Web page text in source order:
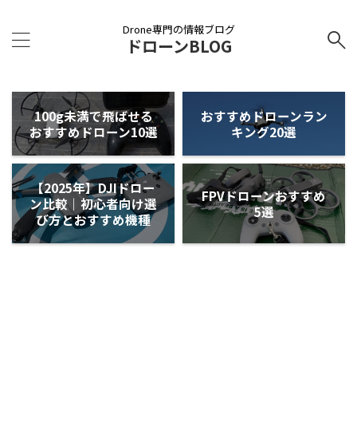
Drone専門の情報ブログ
ドローンBLOG
100g未満で飛ばせる
おすすめドローン10選
おすすめドローンラン
キング20選
【2025年】DJIドロー
ン比較｜初心者向け選
び方とおすすめ機種
FPVドローンおすすめ
5選